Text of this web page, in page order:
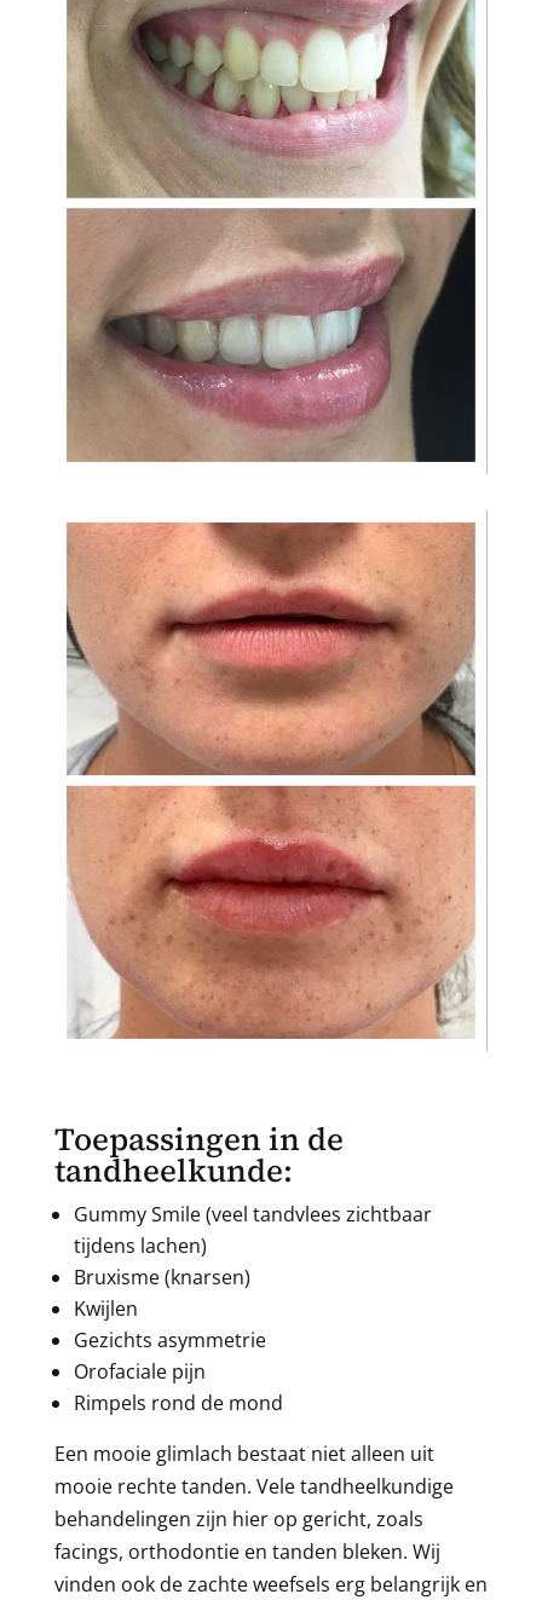
Toepassingen in de
tandheelkunde:
Gummy Smile (veel tandvlees zichtbaar
tijdens lachen)
Bruxisme (knarsen)
Kwijlen
Gezichts asymmetrie
Orofaciale pijn
Rimpels rond de mond
Een mooie glimlach bestaat niet alleen uit
mooie rechte tanden. Vele tandheelkundige
behandelingen zijn hier op gericht, zoals
facings, orthodontie en tanden bleken. Wij
vinden ook de zachte weefsels erg belangrijk en